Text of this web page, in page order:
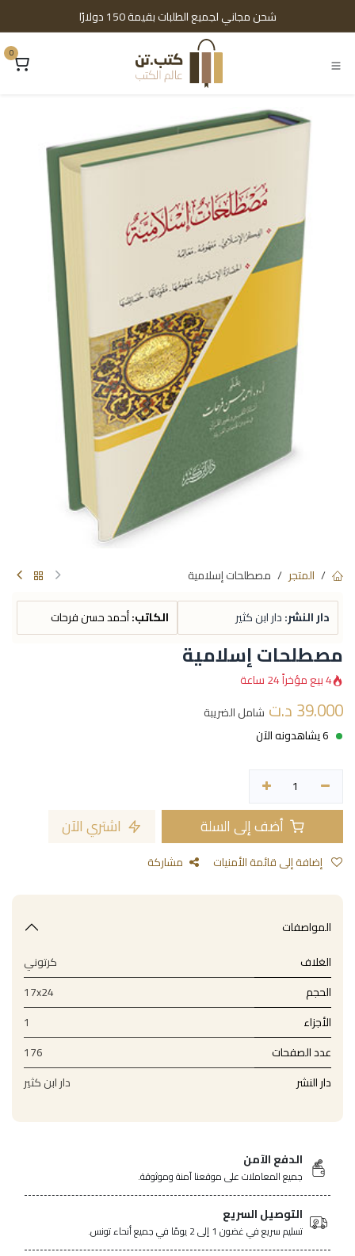
شحن مجاني لجميع الطلبات بقيمة 150 دولارًا
0
المتجر مصطلحات إسلامية
دار النشر:دار ابن كثير الكاتب:أحمد حسن فرحات
مصطلحات إسلامية
4 بيع مؤخراً 24 ساعة
39.000د.ت شامل الضريبة
6 يشاهدونه الآن
أضف إلى السلة اشتري الآن
مشاركة
المواصفات
الغلاف
كرتوني
الحجم
17x24
الأجزاء
1
عدد الصفحات
176
دار النشر
دار ابن كثير
الدفع الآمن
جميع المعاملات على موقعنا آمنة وموثوقة.
التوصيل السريع
تسليم سريع في غضون 1 إلى 2 يومًا في جميع أنحاء تونس.